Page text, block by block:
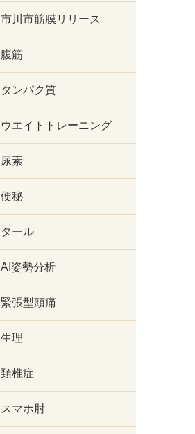
市川市筋膜リリース
腹筋
タンパク質
ウエイトトレーニング
尿素
便秘
タール
AI姿勢分析
緊張型頭痛
生理
頚椎症
スマホ肘